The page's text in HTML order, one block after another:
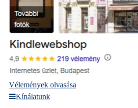
Vélemények olvasása
Kínálatunk